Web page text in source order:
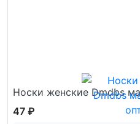
Носки женские Dmdbs
47 ₽